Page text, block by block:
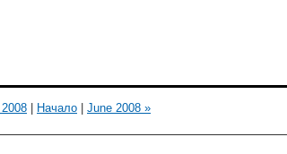
Начало June 2008 »